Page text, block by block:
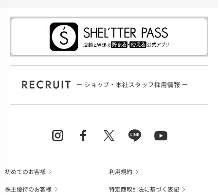
初めてのお客様
利用規約
株主優待のお客様
特定商取引法に基づく表記